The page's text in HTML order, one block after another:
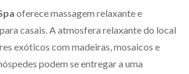
oferece massagem relaxante e
casais. A atmosfera relaxante do local
exóticos com madeiras, mosaicos e
podem se entregar a uma